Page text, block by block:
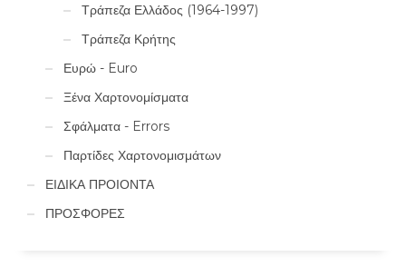
Τράπεζα Ελλάδος (1964-1997)
Τράπεζα Κρήτης
Ευρώ - Euro
Ξένα Χαρτονομίσματα
Σφάλματα - Errors
Παρτίδες Χαρτονομισμάτων
ΕΙΔΙΚΑ ΠΡΟΙΟΝΤΑ
ΠΡΟΣΦΟΡΕΣ